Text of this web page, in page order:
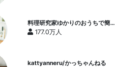
料理研究家ゆかりのおうちで簡単
レシピ / Yukari's Kitchen
177.0万人
kattyanneru/かっちゃんねる